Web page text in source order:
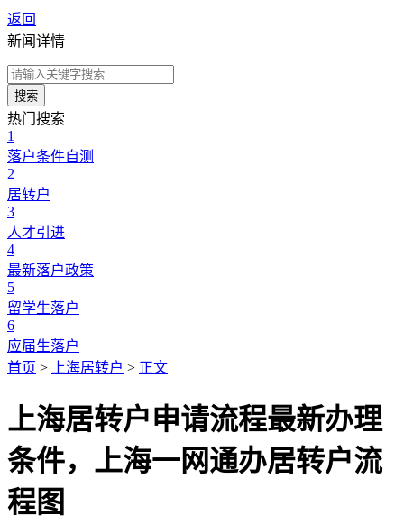
返回
新闻详情
搜索
热门搜索
1
落户条件自测
2
居转户
3
人才引进
4
最新落户政策
5
留学生落户
6
应届生落户
首页 > 上海居转户 > 正文
上海居转户申请流程最新办理
条件，上海一网通办居转户流
程图